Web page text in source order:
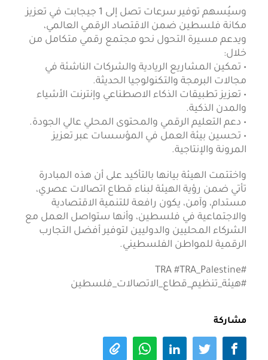
وسيُسهم توفير سرعات تصل إلى 1 جيجابت في تعزيز
مكانة فلسطين ضمن الاقتصاد الرقمي العالمي،
ويدعم مسيرة التحول نحو مجتمع رقمي متكامل من
خلال:
• تمكين المشاريع الريادية والشركات الناشئة في
مجالات البرمجة والتكنولوجيا الحديثة.
• تعزيز تطبيقات الذكاء الاصطناعي وإنترنت الأشياء
والمدن الذكية.
• دعم التعليم الرقمي والمحتوى المحلي عالي الجودة.
• تحسين بيئة العمل في المؤسسات عبر تعزيز
المرونة والإنتاجية.
واختتمت الهيئة بيانها بالتأكيد على أن هذه المبادرة
تأتي ضمن رؤية الهيئة لبناء قطاع اتصالات عصري،
مستدام، وآمن، يكون رافعة للتنمية الاقتصادية
والاجتماعية في فلسطين، وأنها ستواصل العمل مع
الشركاء المحليين والدوليين لتوفير أفضل التجارب
الرقمية للمواطن الفلسطيني.
#TRA #TRA_Palestine
#هيئة_تنظيم_قطاع_الاتصالات_فلسطين
مشاركة